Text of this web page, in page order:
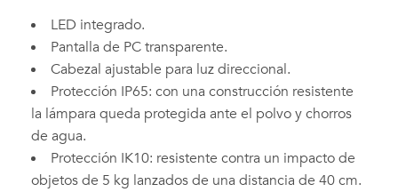
LED integrado.
Pantalla de PC transparente.
Cabezal ajustable para luz direccional.
Protección IP65: con una construcción resistente
la lámpara queda protegida ante el polvo y chorros
de agua.
Protección IK10: resistente contra un impacto de
objetos de 5 kg lanzados de una distancia de 40 cm.